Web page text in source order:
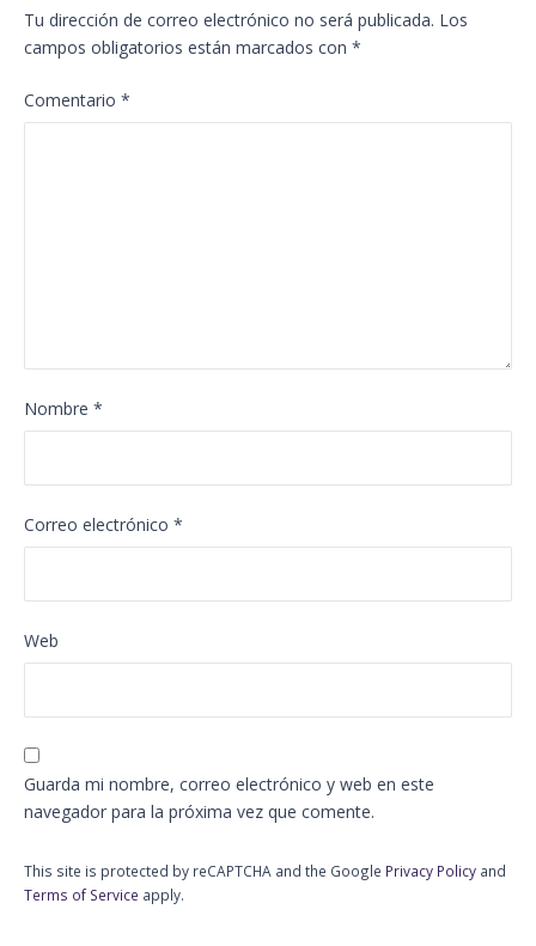
Tu dirección de correo electrónico no será publicada. Los
campos obligatorios están marcados con *
Comentario *
Nombre *
Correo electrónico *
Web
Guarda mi nombre, correo electrónico y web en este
navegador para la próxima vez que comente.
This site is protected by reCAPTCHA and the Google Privacy Policy and
Terms of Service apply.